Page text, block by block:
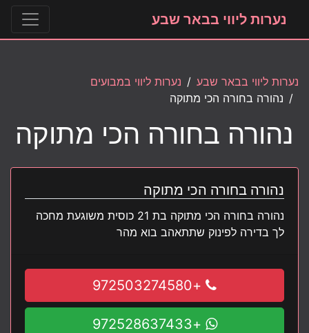
נערות ליווי בבאר שבע
נערות ליווי בבאר שבע
נערות ליווי במבועים
נהורה בחורה הכי מתוקה
נהורה בחורה הכי מתוקה
נהורה בחורה הכי מתוקה
נהורה בחורה הכי מתוקה בת 21 כוסית משוגעת מחכה
לך בדירה לפינוק שתתאהב בוא מהר
+972503274580
+972528637433